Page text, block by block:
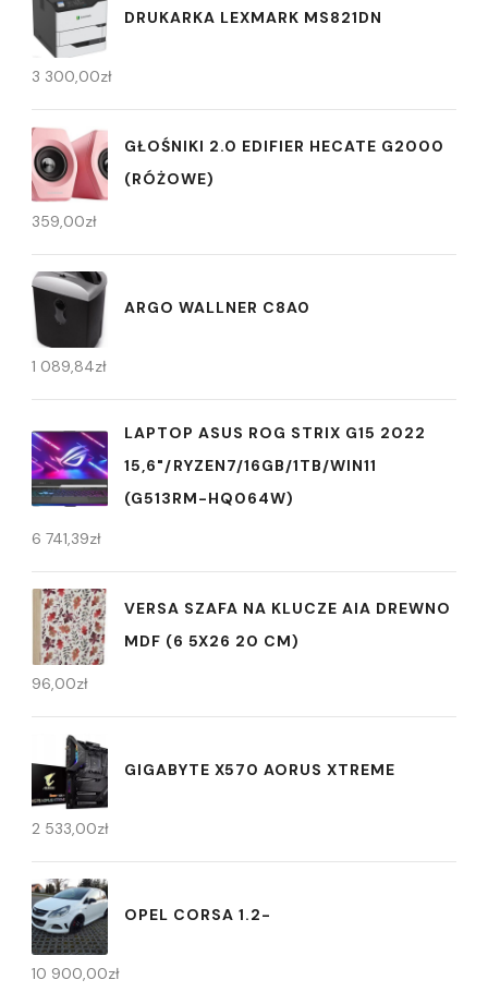
DRUKARKA LEXMARK MS821DN
3 300,00zł
GŁOŚNIKI 2.0 EDIFIER HECATE G2000
(RÓŻOWE)
359,00zł
ARGO WALLNER C8A0
1 089,84zł
LAPTOP ASUS ROG STRIX G15 2022
15,6"/RYZEN7/16GB/1TB/WIN11
(G513RM-HQ064W)
6 741,39zł
VERSA SZAFA NA KLUCZE AIA DREWNO
MDF (6 5X26 20 CM)
96,00zł
GIGABYTE X570 AORUS XTREME
2 533,00zł
OPEL CORSA 1.2-
10 900,00zł